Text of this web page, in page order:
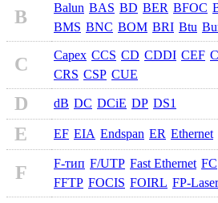
B Balun BAS BD BER BFOC
BMS BNC BOM BRI Btu
C Capex CCS CD CDDI CEF
CRS CSP CUE
D dB DC DCiE DP DS1
E EF EIA Endspan ER Ethernet
F F-тип F/UTP Fast Ethernet FC
FFTP FOCIS FOIRL FP-Laser